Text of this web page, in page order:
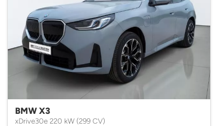
BMW X3
xDrive30e 220 kW (299 CV)